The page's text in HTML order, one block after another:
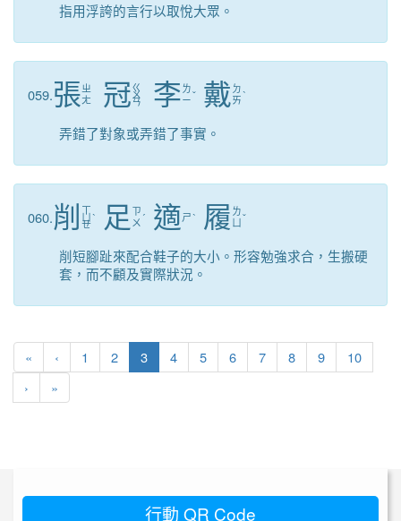
指用浮誇的言行以取悅大眾。
059.張ㄓ
ㄤ
冠ㄍ
ㄨ
ㄢ 李ㄌ
ㄧˇ 戴 ㄉ
ㄞˋ
弄錯了對象或弄錯了事實。
060.削 ㄒ
ㄩ
ㄝ
ˋ 足 ㄗ
ㄨ ˊ 適ㄕˋ 履 ㄌ
ˇ
削短腳趾來配合鞋子的大小。形容勉強求合，生搬硬
套，而不顧及實際狀況。
« 第一頁
‹ 上一頁
1 2 3(目前頁次)
4 5 6 7 8 9
10
› 下一頁
»
行動 QR Code